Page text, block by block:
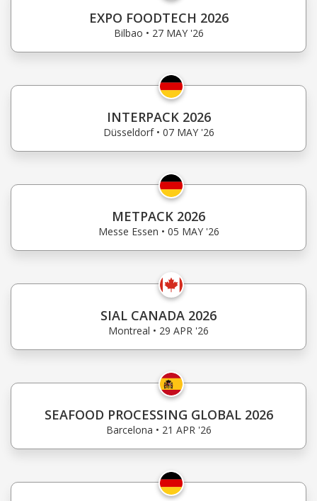
EXPO FOODTECH 2026
Bilbao • 27 MAY '26
INTERPACK 2026
Düsseldorf • 07 MAY '26
METPACK 2026
Messe Essen • 05 MAY '26
SIAL CANADA 2026
Montreal • 29 APR '26
SEAFOOD PROCESSING GLOBAL 2026
Barcelona • 21 APR '26